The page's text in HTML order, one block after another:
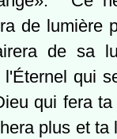
de lumière
de sa
l'Éternel qui
qui fera
plus et ta